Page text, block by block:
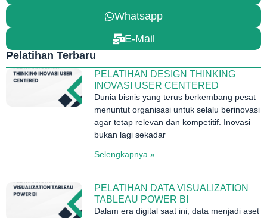
Whatsapp
E-Mail
Pelatihan Terbaru
PELATIHAN DESIGN THINKING
INOVASI USER CENTERED
Dunia bisnis yang terus berkembang pesat
menuntut organisasi untuk selalu berinovasi
agar tetap relevan dan kompetitif. Inovasi
bukan lagi sekadar
Selengkapnya »
PELATIHAN DATA VISUALIZATION
TABLEAU POWER BI
Dalam era digital saat ini, data menjadi aset